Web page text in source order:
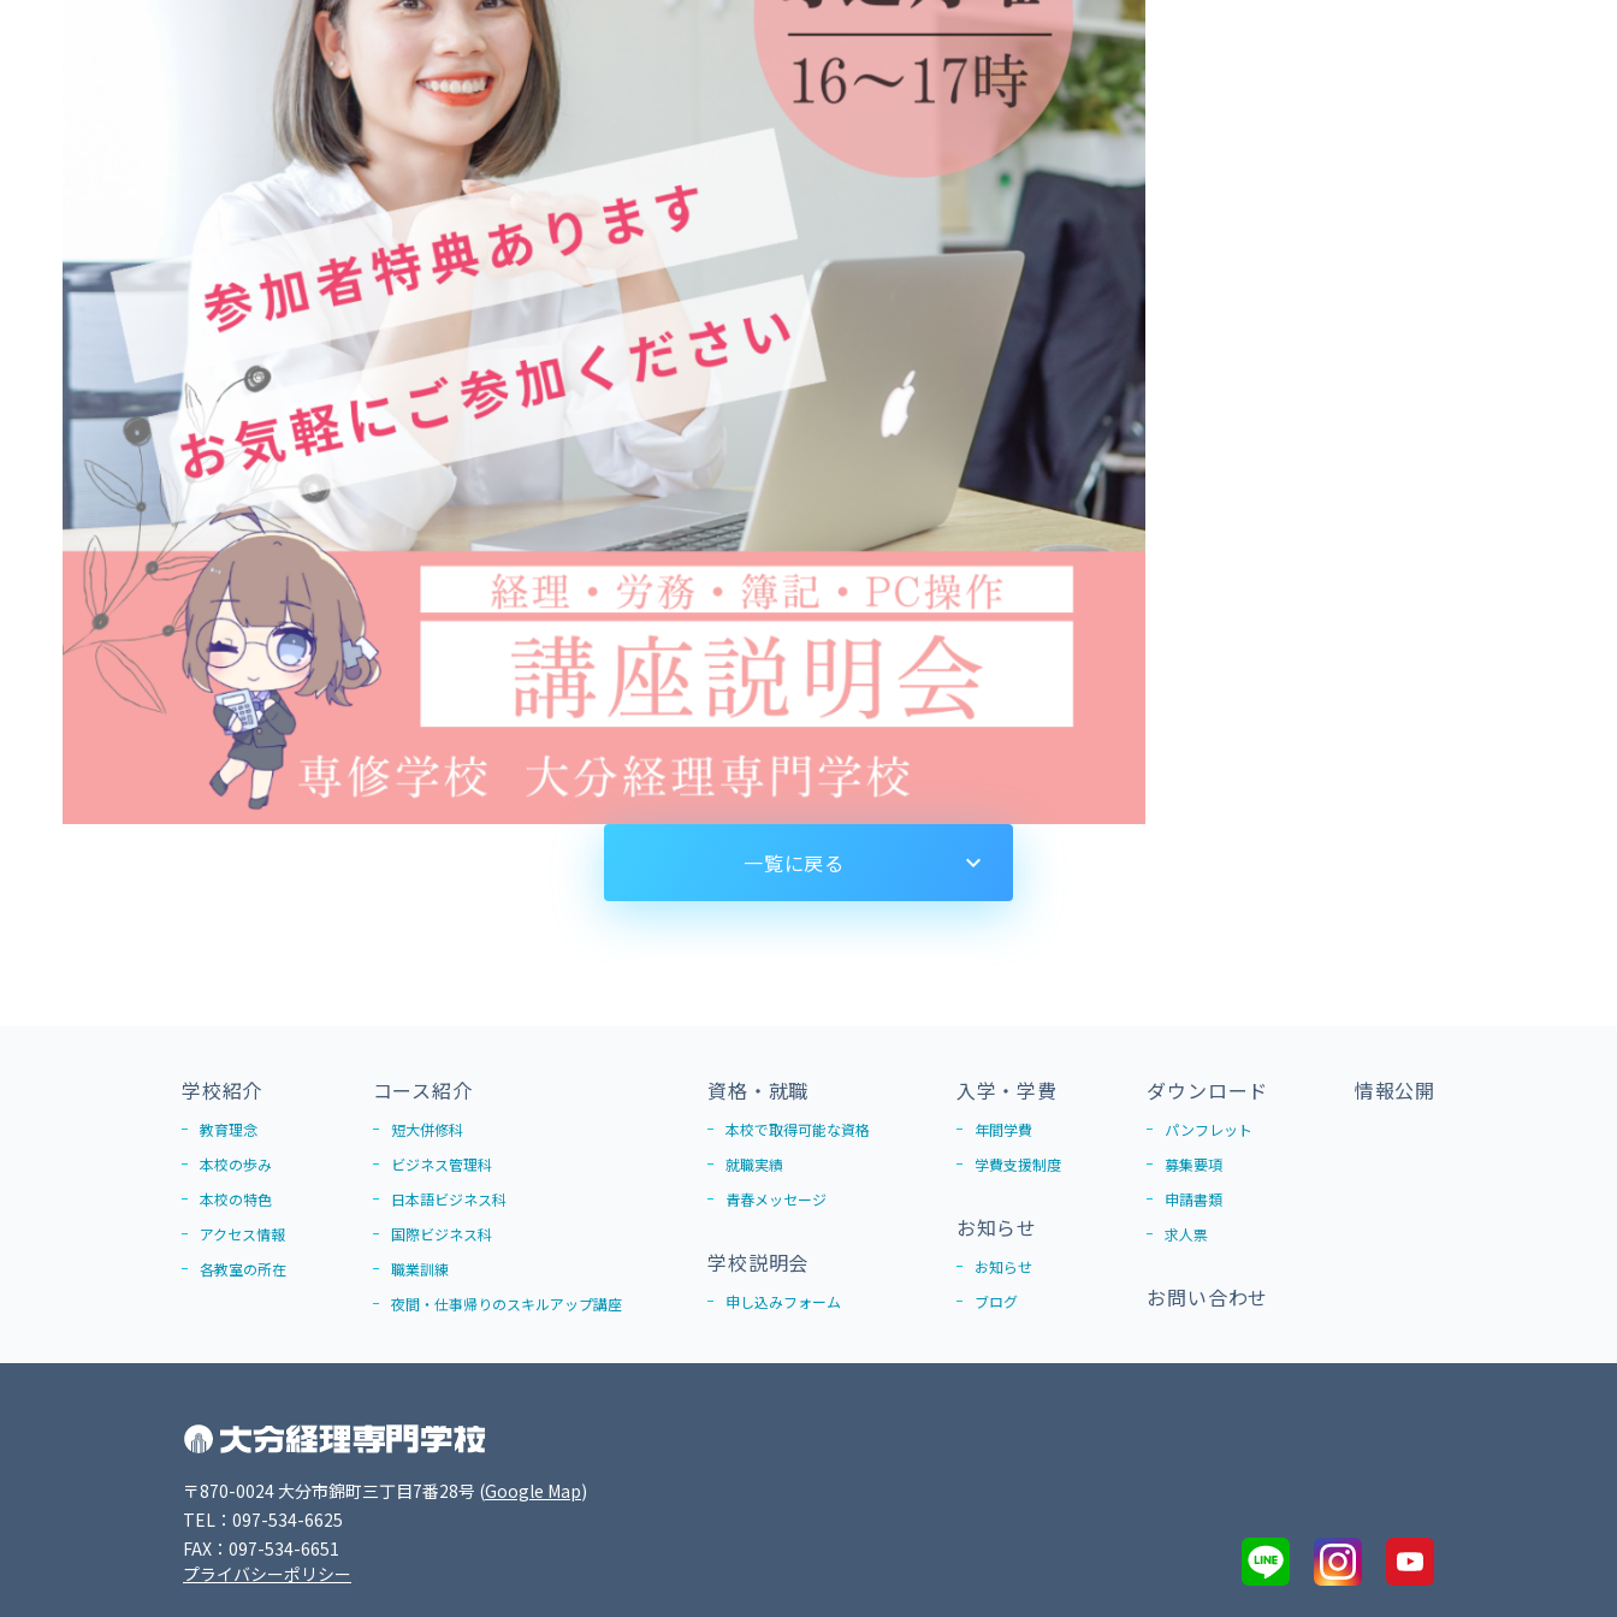
一覧に戻る
学校紹介
教育理念
本校の歩み
本校の特色
アクセス情報
各教室の所在
コース紹介
短大併修科
ビジネス管理科
日本語ビジネス科
国際ビジネス科
職業訓練
夜間・仕事帰りのスキルアップ講座
資格・就職
本校で取得可能な資格
就職実績
青春メッセージ
学校説明会
申し込みフォーム
入学・学費
年間学費
学費支援制度
お知らせ
お知らせ
ブログ
ダウンロード
パンフレット
募集要項
申請書類
求人票
お問い合わせ
情報公開
〒870-0024 大分市錦町三丁目7番28号 (Google Map)
TEL：097-534-6625
FAX：097-534-6651
プライバシーポリシー